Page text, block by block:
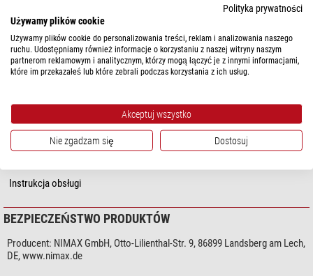
Statywy trójnożne Titania są zaprojektowane do używania w każdych
warunkach. W podróży, na wycieczce, czy wędrówce. Są towarzyszem na
każdą pogodę - odpowiednio stabilne i wytrzymałe. Statywy te można
ustawić na żądaną wysokość, a jeśli i ona nie wystarczy, można wysunąć
kolumnę środkową. Aby statyw był miły w dotyku, w górnej części pokryty
jest czarnym tworzywem piankowym. Także przy niskich temperaturach,
Wybór odpowiedniej głowicy
Każdy ze statywów trójnożnych Titania jest wyposażony w śrubę 3/8" oraz
elastyczny Action-Grip do szybkich zmian położenia. Wystarczy przykręcić
jak obserwatorów. Należy jedynie wybrać odpowiednią głowicę.
Statyw na każdą okazję, niemal wszędzie czeka odpowiedni moment na
zrobienie zdjęcia czy piękną obserwację. Przeżyjcie to sami...
dostawy
Ogólnie
Długość (cm)
69
czarny
Instrukcja obsługi
BEZPIECZEŃSTWO PRODUKTÓW
Producent: NIMAX GmbH, Otto-Lilienthal-Str. 9, 86899 Landsberg am Lech,
DE, www.nimax.de
Polityka prywatności
Używamy plików cookie
Używamy plików cookie do personalizowania treści, reklam i analizowania naszego
ruchu. Udostępniamy również informacje o korzystaniu z naszej witryny naszym
partnerom reklamowym i analitycznym, którzy mogą łączyć je z innymi informacjami,
które im przekazałeś lub które zebrali podczas korzystania z ich usług.
Akceptuj wszystko
Nie zgadzam się Dostosuj